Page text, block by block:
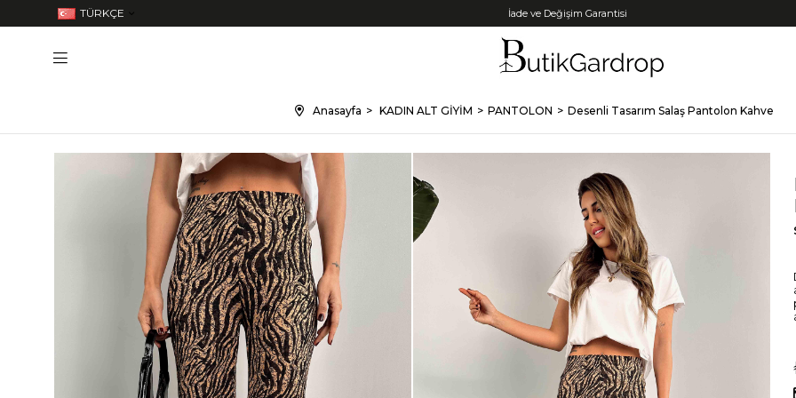
TÜRKÇE Tüm Kredi Kartlarına +12 Taksit İmkanı!
Anasayfa KADIN ALT GİYİM PANTOLON Desenli Tasarım Salaş Pantolon Kahve